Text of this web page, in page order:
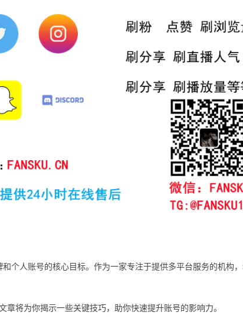
个人账号的核心目标。作为一家专注于提供多平台服务的机构，
将为你揭示一些关键技巧，助你快速提升账号的影响力。